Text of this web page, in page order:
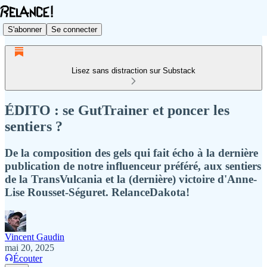
S'abonner Se connecter
Lisez sans distraction sur Substack
ÉDITO : se GutTrainer et poncer les
sentiers ?
De la composition des gels qui fait écho à la dernière
publication de notre influenceur préféré, aux sentiers
de la TransVulcania et la (dernière) victoire d'Anne-
Lise Rousset-Séguret. RelanceDakota!
Vincent Gaudin
mai 20, 2025
Écouter